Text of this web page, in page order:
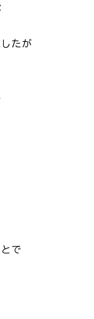
たが
で